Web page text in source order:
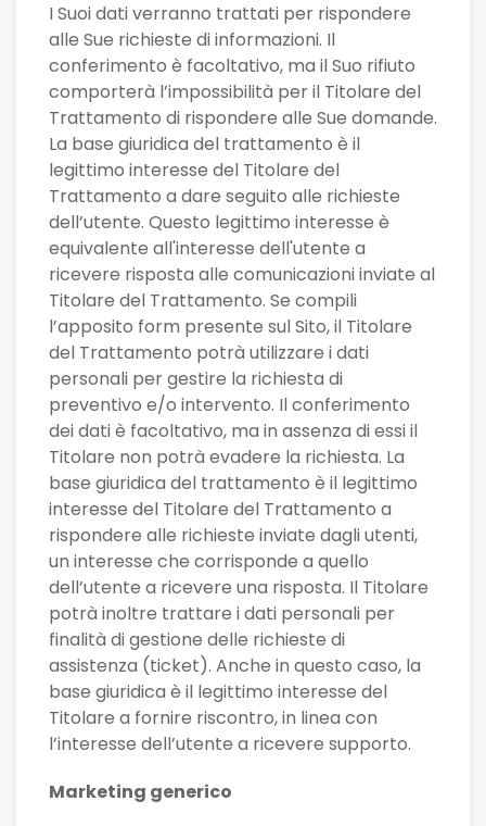
I Suoi dati verranno trattati per rispondere
alle Sue richieste di informazioni. Il
conferimento è facoltativo, ma il Suo rifiuto
comporterà l’impossibilità per il Titolare del
Trattamento di rispondere alle Sue domande.
La base giuridica del trattamento è il
legittimo interesse del Titolare del
Trattamento a dare seguito alle richieste
dell’utente. Questo legittimo interesse è
equivalente all'interesse dell'utente a
ricevere risposta alle comunicazioni inviate al
Titolare del Trattamento. Se compili
l’apposito form presente sul Sito, il Titolare
del Trattamento potrà utilizzare i dati
personali per gestire la richiesta di
preventivo e/o intervento. Il conferimento
dei dati è facoltativo, ma in assenza di essi il
Titolare non potrà evadere la richiesta. La
base giuridica del trattamento è il legittimo
interesse del Titolare del Trattamento a
rispondere alle richieste inviate dagli utenti,
un interesse che corrisponde a quello
dell’utente a ricevere una risposta. Il Titolare
potrà inoltre trattare i dati personali per
finalità di gestione delle richieste di
assistenza (ticket). Anche in questo caso, la
base giuridica è il legittimo interesse del
Titolare a fornire riscontro, in linea con
l’interesse dell’utente a ricevere supporto.
Marketing generico